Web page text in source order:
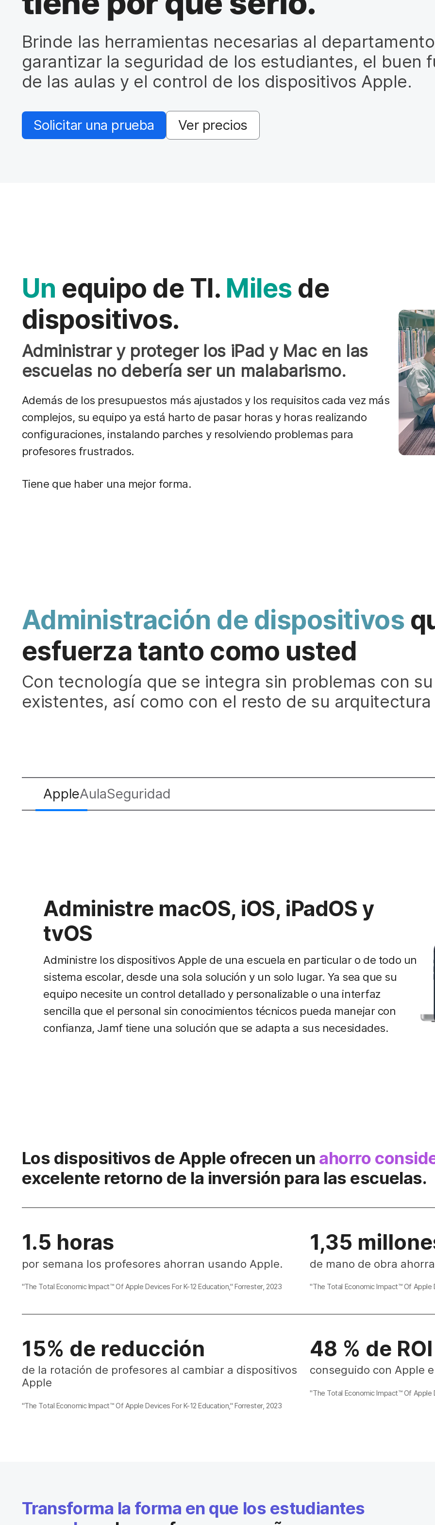
l
Brinde las herramientas necesarias al
garantizar la seguridad de los estudiantes, el buen
de las aulas y el control de los dispositivos Apple.
Solicitar una prueba Ver precios
Un equipo de TI. Miles de
dispositivos.
Administrar y proteger los iPad y Mac en las
escuelas no debería ser un malabarismo.
Además de los presupuestos más ajustados y los requisitos cada vez más
complejos, su equipo ya está harto de pasar horas y horas realizando
configuraciones, instalando parches y resolviendo problemas para
profesores frustrados.
Tiene que haber una mejor forma.
Administración de dispositivos
esfuerza tanto como usted
Con tecnología que se integra sin problemas con su
existentes, así como con el resto de su
AppleAulaSeguridad
Administre macOS, iOS, iPadOS y
tvOS
Administre los dispositivos Apple de una escuela en particular o de todo un
sistema escolar, desde una sola solución y un solo lugar. Ya sea que su
equipo necesite un control detallado y personalizable o una interfaz
sencilla que el personal sin conocimientos técnicos pueda manejar con
confianza, Jamf tiene una solución que se adapta a sus necesidades.
Los dispositivos de Apple ofrecen un ahorro
excelente retorno de la inversión para las escuelas.
1.5 horas
por semana los profesores ahorran usando Apple.
"The Total Economic Impact™ Of Apple Devices For K-12 Education," Forrester, 2023
1,35
de mano de obra
"The Total Economic Impact™ Of Apple
15% de reducción
de la rotación de profesores al cambiar a dispositivos
Apple
"The Total Economic Impact™ Of Apple Devices For K-12 Education," Forrester, 2023
48 % de ROI
conseguido con Apple
"The Total Economic Impact™ Of Apple
Transforma la forma en que los estudiantes